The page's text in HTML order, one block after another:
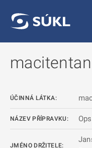
macitentan
ÚČINNÁ LÁTKA:
NÁZEV PŘÍPRAVKU:
JMÉNO DRŽITELE: